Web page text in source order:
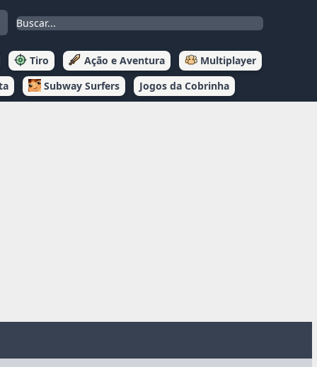
Tiro Ação e Aventura
Multiplayer
Subway Surfers Jogos da Cobrinha